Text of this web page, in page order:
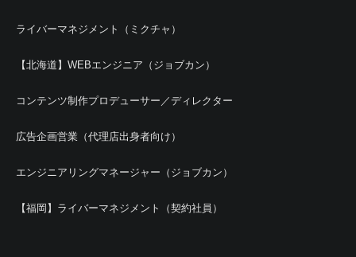
ライバーマネジメント（ミクチャ）
【北海道】WEBエンジニア（ジョブカン）
コンテンツ制作プロデューサー／ディレクター
広告企画営業（代理店出身者向け）
エンジニアリングマネージャー（ジョブカン）
【福岡】ライバーマネジメント（契約社員）